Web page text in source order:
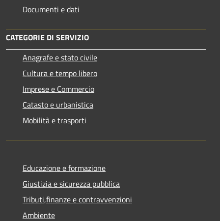
Documenti e dati
CATEGORIE DI SERVIZIO
Anagrafe e stato civile
Cultura e tempo libero
Imprese e Commercio
Catasto e urbanistica
Mobilità e trasporti
Educazione e formazione
Giustizia e sicurezza pubblica
Tributi,finanze e contravvenzioni
Ambiente